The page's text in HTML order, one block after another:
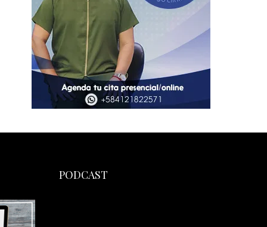
PODCAST